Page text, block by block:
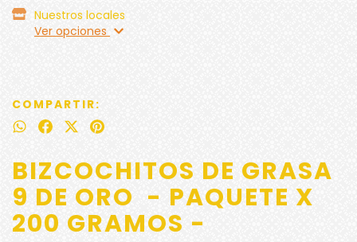
Nuestros locales
Ver opciones
COMPARTIR:
BIZCOCHITOS DE GRASA
9 DE ORO - PAQUETE X
200 GRAMOS -